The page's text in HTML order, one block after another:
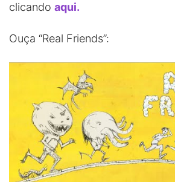
clicando aqui.
Ouça “Real Friends”: